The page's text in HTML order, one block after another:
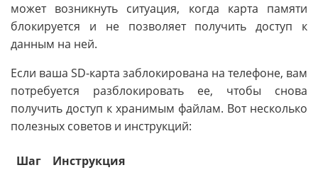
может возникнуть ситуация, когда карта памяти
блокируется и не позволяет получить доступ к
данным на ней.
Если ваша SD-карта заблокирована на телефоне, вам
потребуется разблокировать ее, чтобы снова
получить доступ к хранимым файлам. Вот несколько
полезных советов и инструкций:
Шаг
Инструкция